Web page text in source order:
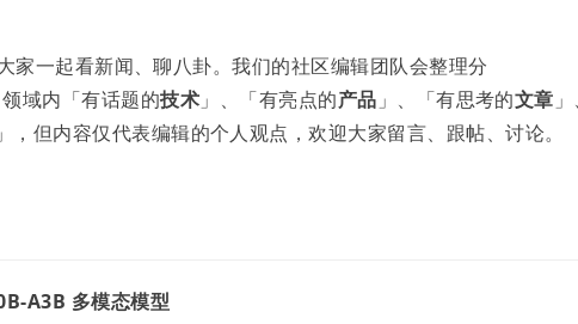
家一起看新闻、聊八卦。我们的社区编辑团队会整理分
域内「有话题的技术 」、「有亮点的产品 」、「有思考的文章
」，但内容仅代表编辑的个人观点，欢迎大家留言、跟帖、讨论。
A3B 多模态模型